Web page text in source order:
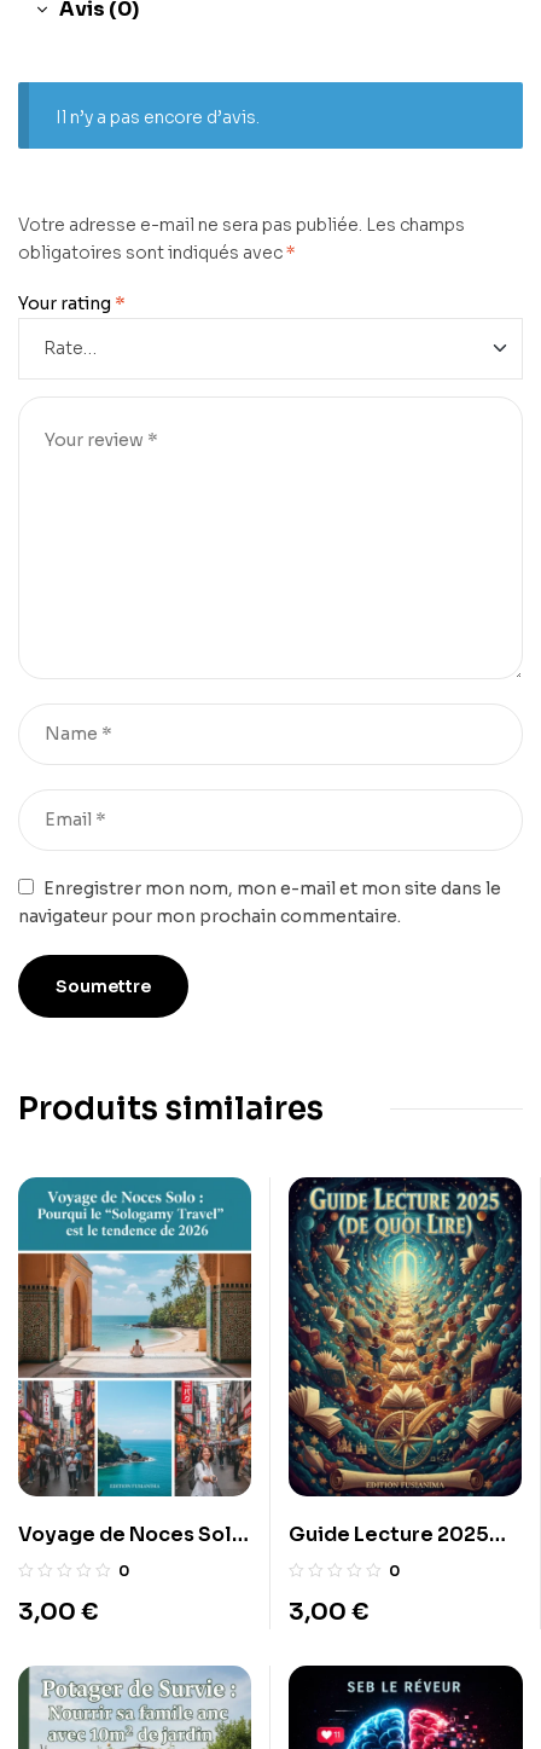
Avis (0)
Il n’y a pas encore d’avis.
Votre adresse e-mail ne sera pas publiée. Les champs
obligatoires sont indiqués avec*
Your rating *
Enregistrer mon nom, mon e-mail et mon site dans le
navigateur pour mon prochain commentaire.
Produits similaires
Voyage de Noces Solo
: Pourquoi le
est la tendance de
0
3,00 €
Guide Lecture 2025
(De Quoi Lire)
0
3,00 €